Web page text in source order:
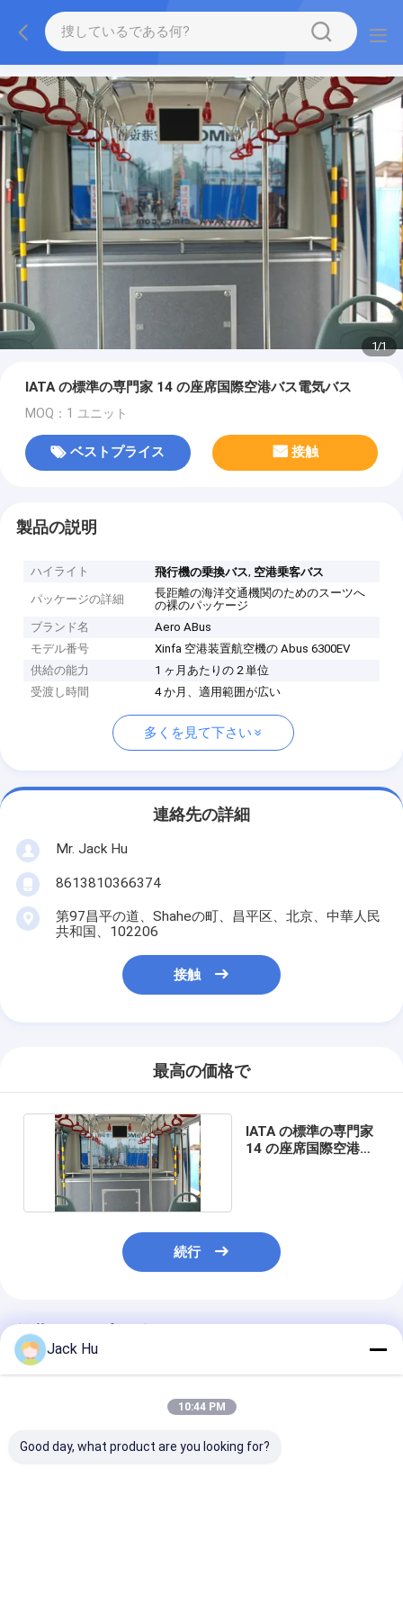
1/1
IATA の標準の専門家 14 の座席国際空港バス電気バス
MOQ：1 ユニット
ベストプライス 接触
製品の説明
ハイライト 飛行機の乗換バス, 空港乗客バス
パッケージの詳細
長距離の海洋交通機関のためのスーツへ
の裸のパッケージ
ブランド名
Aero ABus
モデル番号
Xinfa 空港装置航空機の Abus 6300EV
供給の能力
1 ヶ月あたりの 2 単位
受渡し時間
4 か月、適用範囲が広い
多くを見て下さい
連絡先の詳細
Mr. Jack Hu
8613810366374
第97昌平の道、Shaheの町、昌平区、北京、中華人民
共和国、102206
接触
最高の価格で
IATA の標準の専門家
14 の座席国際空港バ
続行
推薦されたプロダクト
Jack Hu
10:44 PM
Good day, what product are you looking for?